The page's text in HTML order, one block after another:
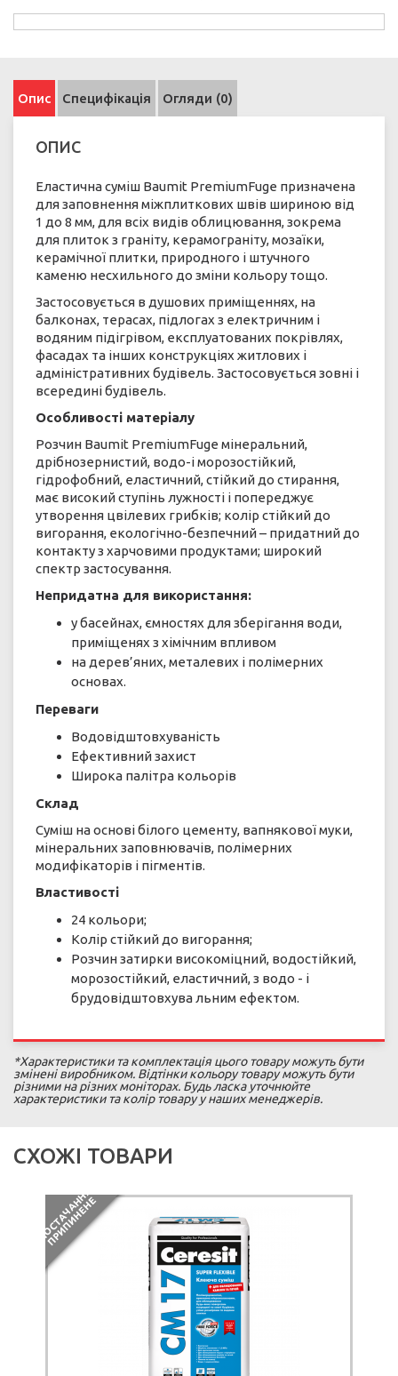
Опис Специфікація Огляди (0)
ОПИС
Еластична суміш Baumit PremiumFuge призначена
для заповнення міжплиткових швів шириною від
1 до 8 мм, для всіх видів облицювання, зокрема
для плиток з граніту, керамограніту, мозаїки,
керамічної плитки, природного і штучного
каменю несхильного до зміни кольору тощо.
Застосовується в душових приміщеннях, на
балконах, терасах, підлогах з електричним і
водяним підігрівом, експлуатованих покрівлях,
фасадах та інших конструкціях житлових і
адміністративних будівель. Застосовується зовні і
всередині будівель.
Особливості матеріалу
Розчин Baumit PremiumFuge мінеральний,
дрібнозернистий, водо-і морозостійкий,
гідрофобний, еластичний, стійкий до стирання,
має високий ступінь лужності і попереджує
утворення цвілевих грибків; колір стійкий до
вигорання, екологічно-безпечний – придатний до
контакту з харчовими продуктами; широкий
спектр застосування.
Непридатна для використання:
у басейнах, ємностях для зберігання води,
приміщенях з хімічним впливом
на дерев’яних, металевих і полімерних
основах.
Переваги
Водовідштовхуваність
Ефективний захист
Широка палітра кольорів
Склад
Суміш на основі білого цементу, вапнякової муки,
мінеральних заповнювачів, полімерних
модифікаторів і пігментів.
Властивості
24 кольори;
Колір стійкий до вигорання;
Розчин затирки високоміцний, водостійкий,
морозостійкий, еластичний, з водо - і
брудовідштовхува льним ефектом.
*Характеристики та комплектація цього товару можуть бути
змінені виробником. Відтінки кольору товару можуть бути
різними на різних моніторах. Будь ласка уточнюйте
характеристики та колір товару у наших менеджерів.
СХОЖІ ТОВАРИ
П
О
С
Т
А
Ч
А
Н
Н
Я
П
Р
И
П
И
Н
Е
Н
Е